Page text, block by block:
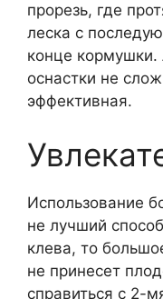
прорезь, где
леска с
конце
оснастки не
эффективная.
Использование
не лучший
клева, то
не принесет
справиться с 2-